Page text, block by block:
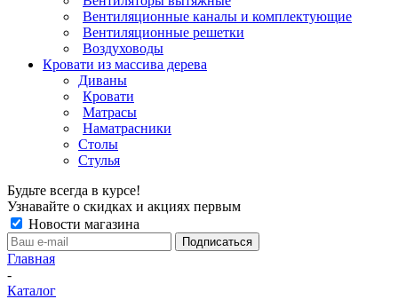
Вентиляционные каналы и комплектующие
Вентиляционные решетки
Воздуховоды
Кровати из массива дерева
Диваны
Кровати
Матрасы
Наматрасники
Столы
Стулья
Будьте всегда в курсе!
Узнавайте о скидках и акциях первым
Новости магазина
Главная
-
Каталог